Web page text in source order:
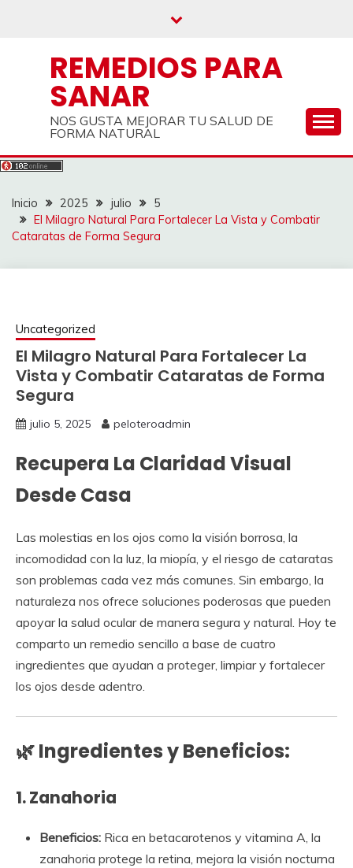
REMEDIOS PARA
SANAR
NOS GUSTA MEJORAR TU SALUD DE
FORMA NATURAL
Inicio 2025 julio
5
El Milagro Natural Para Fortalecer La Vista y Combatir
Cataratas de Forma Segura
Uncategorized
El Milagro Natural Para Fortalecer La
Vista y Combatir Cataratas de Forma
Segura
julio 5, 2025 peloteroadmin
Recupera La Claridad Visual
Desde Casa
Las molestias en los ojos como la visión borrosa, la
incomodidad con la luz, la miopía, y el riesgo de cataratas
son problemas cada vez más comunes. Sin embargo, la
naturaleza nos ofrece soluciones poderosas que pueden
apoyar la salud ocular de manera segura y natural. Hoy te
comparto un remedio sencillo a base de cuatro
ingredientes que ayudan a proteger, limpiar y fortalecer
los ojos desde adentro.
🌿 Ingredientes y Beneficios:
1.Zanahoria
Beneficios: Rica en betacarotenos y vitamina A, la
zanahoria protege la retina, mejora la visión nocturna